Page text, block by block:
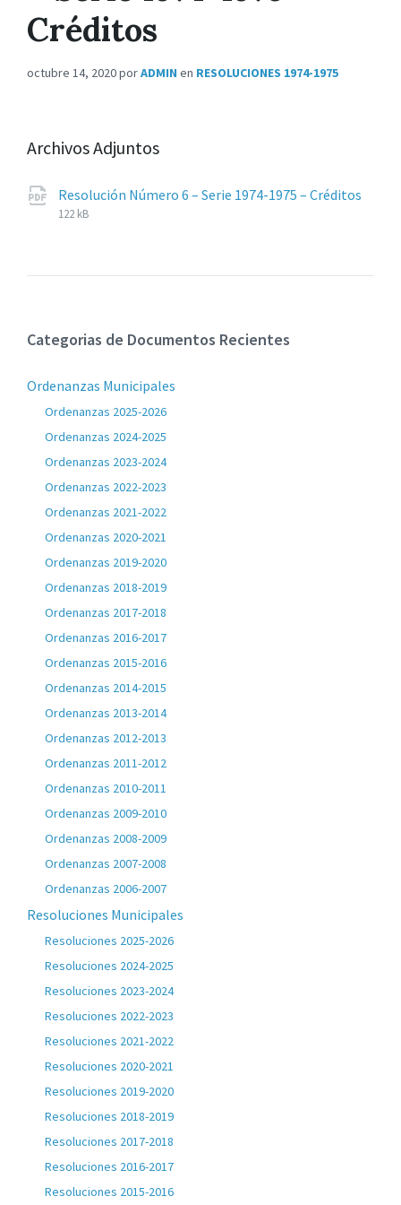
Créditos
octubre 14, 2020porADMIN en RESOLUCIONES 1974-1975
Archivos Adjuntos
Resolución Número 6 – Serie 1974-1975 – Créditos
Extensiones
pdf
Tamaño
122 kB
Categorias de Documentos Recientes
Ordenanzas Municipales
Ordenanzas 2025-2026
Ordenanzas 2024-2025
Ordenanzas 2023-2024
Ordenanzas 2022-2023
Ordenanzas 2021-2022
Ordenanzas 2020-2021
Ordenanzas 2019-2020
Ordenanzas 2018-2019
Ordenanzas 2017-2018
Ordenanzas 2016-2017
Ordenanzas 2015-2016
Ordenanzas 2014-2015
Ordenanzas 2013-2014
Ordenanzas 2012-2013
Ordenanzas 2011-2012
Ordenanzas 2010-2011
Ordenanzas 2009-2010
Ordenanzas 2008-2009
Ordenanzas 2007-2008
Ordenanzas 2006-2007
Resoluciones Municipales
Resoluciones 2025-2026
Resoluciones 2024-2025
Resoluciones 2023-2024
Resoluciones 2022-2023
Resoluciones 2021-2022
Resoluciones 2020-2021
Resoluciones 2019-2020
Resoluciones 2018-2019
Resoluciones 2017-2018
Resoluciones 2016-2017
Resoluciones 2015-2016